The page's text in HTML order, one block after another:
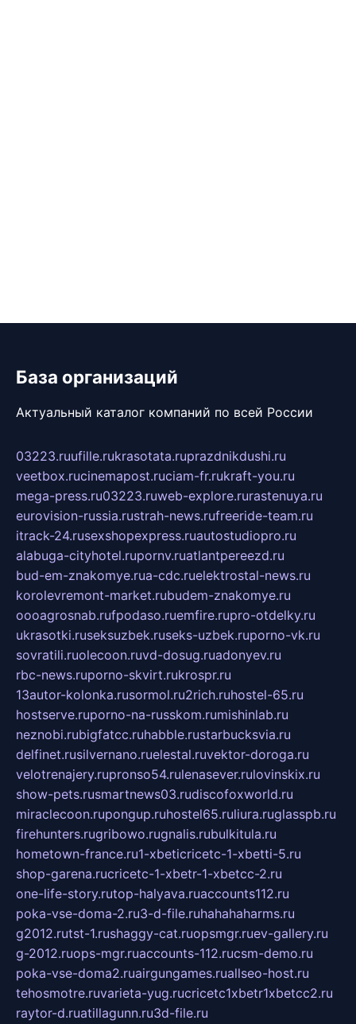
База организаций
Актуальный каталог компаний по всей России
03223.ruufille.rukrasotata.ruprazdnikdushi.ru
veetbox.rucinemapost.ruciam-fr.rukraft-you.ru
mega-press.ru03223.ruweb-explore.rurastenuya.ru
eurovision-russia.rustrah-news.rufreeride-team.ru
itrack-24.rusexshopexpress.ruautostudiopro.ru
alabuga-cityhotel.rupornv.ruatlantpereezd.ru
bud-em-znakomye.rua-cdc.ruelektrostal-news.ru
korolevremont-market.rubudem-znakomye.ru
oooagrosnab.rufpodaso.ruemfire.rupro-otdelky.ru
ukrasotki.ruseksuzbek.ruseks-uzbek.ruporno-vk.ru
sovratili.ruolecoon.ruvd-dosug.ruadonyev.ru
rbc-news.ruporno-skvirt.rukrospr.ru
13autor-kolonka.rusormol.ru2rich.ruhostel-65.ru
hostserve.ruporno-na-russkom.rumishinlab.ru
neznobi.rubigfatcc.ruhabble.rustarbucksvia.ru
delfinet.rusilvernano.ruelestal.ruvektor-doroga.ru
velotrenajery.rupronso54.rulenasever.rulovinskix.ru
show-pets.rusmartnews03.rudiscofoxworld.ru
miraclecoon.rupongup.ruhostel65.ruliura.ruglasspb.ru
firehunters.rugribowo.rugnalis.rubulkitula.ru
hometown-france.ru1-xbeticricetc-1-xbetti-5.ru
shop-garena.rucricetc-1-xbetr-1-xbetcc-2.ru
one-life-story.rutop-halyava.ruaccounts112.ru
poka-vse-doma-2.ru3-d-file.ruhahahaharms.ru
g2012.rutst-1.rushaggy-cat.ruopsmgr.ruev-gallery.ru
g-2012.ruops-mgr.ruaccounts-112.rucsm-demo.ru
poka-vse-doma2.ruairgungames.ruallseo-host.ru
tehosmotre.ruvarieta-yug.rucricetc1xbetr1xbetcc2.ru
raytor-d.ruatillagunn.ru3d-file.ru